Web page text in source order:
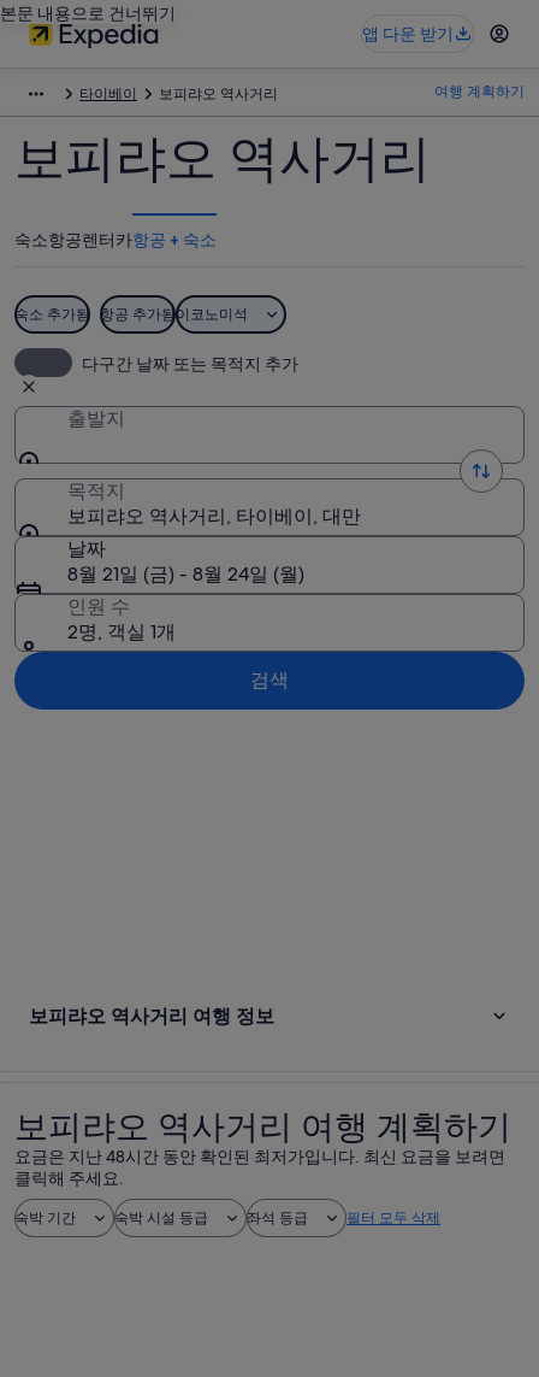
본문 내용으로 건너뛰기
앱 다운 받기
타이베이 보피랴오 역사거리 여행 계획하기
보피랴오 역사거리
숙소항공렌터카항공 + 숙소
숙소 추가됨 항공 추가됨이코노미석
다구간 날짜 또는 목적지 추가
출발지
목적지
보피랴오 역사거리, 타이베이, 대만
날짜
8월 21일 (금) - 8월 24일 (월)
인원 수
2명, 객실 1개
검색
보피랴오 역사거리 여행 정보
보피랴오 역사거리 여행 계획하기
요금은 지난 48시간 동안 확인된 최저가입니다. 최신 요금을 보려면
클릭해 주세요.
숙박 기간 숙박 시설 등급 좌석 등급 필터 모두 삭제